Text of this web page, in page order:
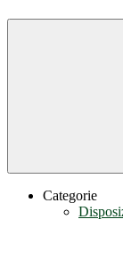
Categorie